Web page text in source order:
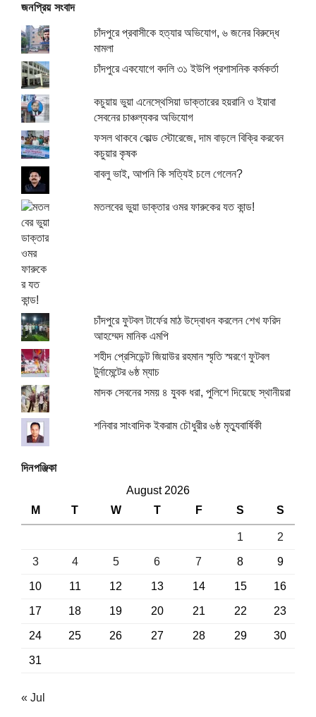
জনপ্রিয় সংবাদ
চাঁদপুরে প্রবাসীকে হত্যার অভিযোগ, ৬ জনের বিরুদ্ধে
মামলা
চাঁদপুরে একযোগে বদলি ৩১ ইউপি প্রশাসনিক কর্মকর্তা
কচুয়ায় ভুয়া এনেস্থেসিয়া ডাক্তারের হয়রানি ও ইয়াবা
সেবনের চাঞ্চল্যকর অভিযোগ
ফসল থাকবে কোল্ড স্টোরেজে, দাম বাড়লে বিক্রি করবেন
কচুয়ার কৃষক
বাবলু ভাই, আপনি কি সত্যিই চলে গেলেন?
মতলবের ভুয়া ডাক্তার ওমর ফারুকের যত কান্ড!
চাঁদপুরে ফুটবল টার্ফের মাঠ উদ্বোধন করলেন শেখ ফরিদ
আহম্মেদ মানিক এমপি
শহীদ প্রেসিডেন্ট জিয়াউর রহমান স্মৃতি স্মরণে ফুটবল
টুর্নামেন্টের ৬ষ্ঠ ম্যাচ
মাদক সেবনের সময় ৪ যুবক ধরা, পুলিশে দিয়েছে স্থানীয়রা
শনিবার সাংবাদিক ইকরাম চৌধুরীর ৬ষ্ঠ মৃত্যুবার্ষিকী
দিনপঞ্জিকা
August 2026
M
T W T F S S
1 2
3 4 5 6 7 8 9
10 11 12 13 14 15 16
17 18 19 20 21 22 23
24 25 26 27 28 29 30
31
« Jul